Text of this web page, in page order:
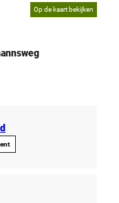
Op de kaart bekijken